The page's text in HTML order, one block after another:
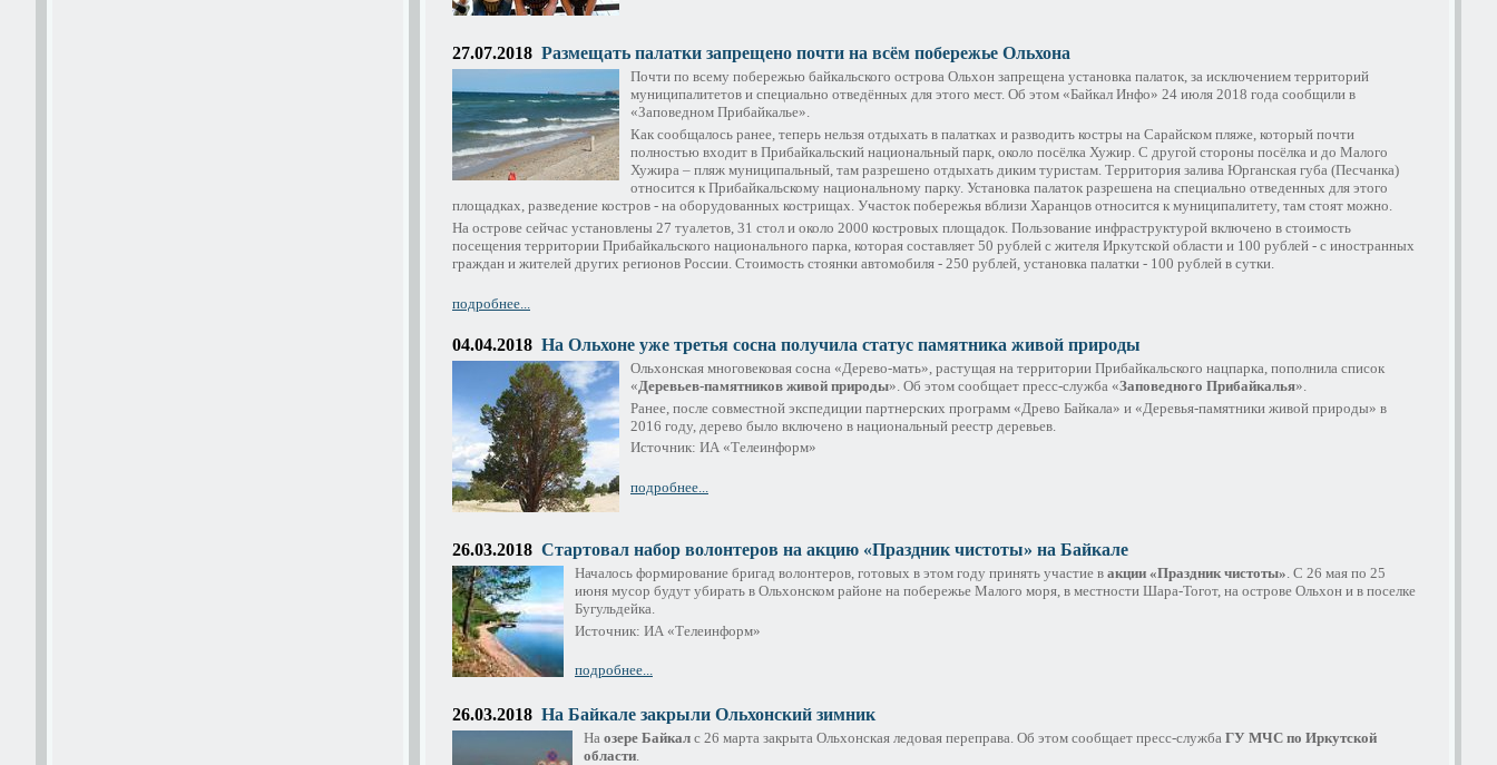
27.07.2018 Размещать палатки запрещено почти на всём побережье Ольхона
Почти по всему побережью байкальского острова Ольхон запрещена установка палаток, за исключением территорий
муниципалитетов и специально отведённых для этого мест. Об этом «Байкал Инфо» 24 июля 2018 года сообщили в
«Заповедном Прибайкалье».
Как сообщалось ранее, теперь нельзя отдыхать в палатках и разводить костры на Сарайском пляже, который почти
полностью входит в Прибайкальский национальный парк, около посёлка Хужир. С другой стороны посёлка и до Малого
Хужира – пляж муниципальный, там разрешено отдыхать диким туристам. Территория залива Юрганская губа (Песчанка)
относится к Прибайкальскому национальному парку. Установка палаток разрешена на специально отведенных для этого
площадках, разведение костров - на оборудованных кострищах. Участок побережья вблизи Харанцов относится к муниципалитету, там стоят можно.
На острове сейчас установлены 27 туалетов, 31 стол и около 2000 костровых площадок. Пользование инфраструктурой включено в стоимость
посещения территории Прибайкальского национального парка, которая составляет 50 рублей с жителя Иркутской области и 100 рублей - с иностранных
граждан и жителей других регионов России. Стоимость стоянки автомобиля - 250 рублей, установка палатки - 100 рублей в сутки.
подробнее...
04.04.2018 На Ольхоне уже третья сосна получила статус памятника живой природы
Ольхонская многовековая сосна «Дерево-мать», растущая на территории Прибайкальского нацпарка, пополнила список
«Деревьев-памятников живой природы». Об этом сообщает пресс-служба «Заповедного Прибайкалья».
Ранее, после совместной экспедиции партнерских программ «Древо Байкала» и «Деревья-памятники живой природы» в
2016 году, дерево было включено в национальный реестр деревьев.
Источник: ИА «Телеинформ»
подробнее...
26.03.2018 Стартовал набор волонтеров на акцию «Праздник чистоты» на Байкале
Началось формирование бригад волонтеров, готовых в этом году принять участие в акции «Праздник чистоты» . С 26 мая по 25
июня мусор будут убирать в Ольхонском районе на побережье Малого моря, в местности Шара-Тогот, на острове Ольхон и в поселке
Бугульдейка.
Источник: ИА «Телеинформ»
подробнее...
26.03.2018 На Байкале закрыли Ольхонский зимник
На озере Байкал с 26 марта закрыта Ольхонская ледовая переправа. Об этом сообщает пресс-служба ГУ МЧС по Иркутской
области